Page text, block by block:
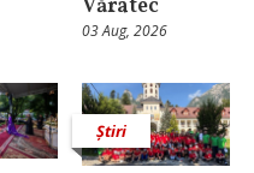
Văratec
03 Aug, 2026
Știri